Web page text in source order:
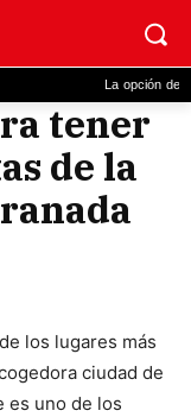
La opción de
tener
de la
los lugares más
ciudad de
es uno de los